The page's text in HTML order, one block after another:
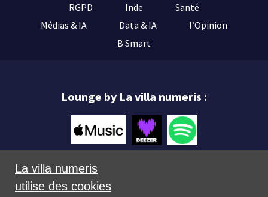
RGPD Inde
Santé
Médias & IA
Data & IA
l’Opinion
B Smart
Lounge by La villa numeris :
La villa numeris
utilise des cookies